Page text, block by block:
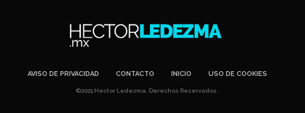
AVISO DE PRIVACIDAD CONTACTO INICIO USO DE COOKIES
©2021 Hector Ledezma. Derechos Reservados.